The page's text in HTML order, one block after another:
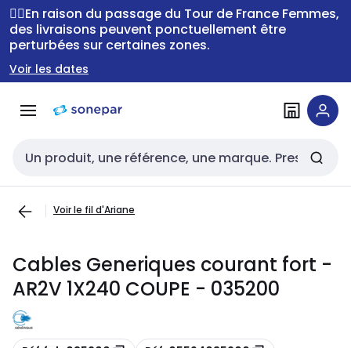
Passer à la
navigation
Passer
au
contenu
🚴‍♂️En raison du passage du Tour de France Femmes,
des livraisons peuvent ponctuellement être
perturbées sur certaines zones.
Voir les dates
Entrée de recherche
Voir le fil d'Ariane
Cables Generiques courant fort -
AR2V 1X240 COUPE - 035200